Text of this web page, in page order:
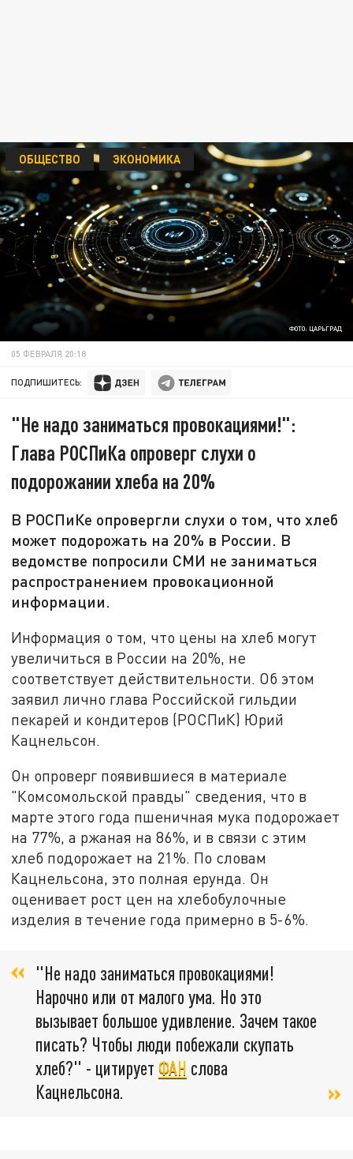
ФОТО: ЦАРЬГРАД
ОБЩЕСТВО ЭКОНОМИКА
05 ФЕВРАЛЯ 20:18
ПОДПИШИТЕСЬ:
"Не надо заниматься провокациями!":
Глава РОСПиКа опроверг слухи о
подорожании хлеба на 20%
В РОСПиКе опровергли слухи о том, что хлеб
может подорожать на 20% в России. В
ведомстве попросили СМИ не заниматься
распространением провокационной
информации.
Информация о том, что цены на хлеб могут
увеличиться в России на 20%, не
соответствует действительности. Об этом
заявил лично глава Российской гильдии
пекарей и кондитеров (РОСПиК) Юрий
Кацнельсон.
Он опроверг появившиеся в материале
"Комсомольской правды" сведения, что в
марте этого года пшеничная мука подорожает
на 77%, а ржаная на 86%, и в связи с этим
хлеб подорожает на 21%. По словам
Кацнельсона, это полная ерунда. Он
оценивает рост цен на хлебобулочные
изделия в течение года примерно в 5-6%.
"Не надо заниматься провокациями!
Нарочно или от малого ума. Но это
вызывает большое удивление. Зачем такое
писать? Чтобы люди побежали скупать
хлеб?" - цитирует ФАН слова
Кацнельсона.